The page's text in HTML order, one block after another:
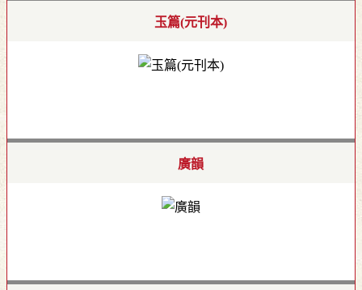
玉篇(元刊本)
廣韻